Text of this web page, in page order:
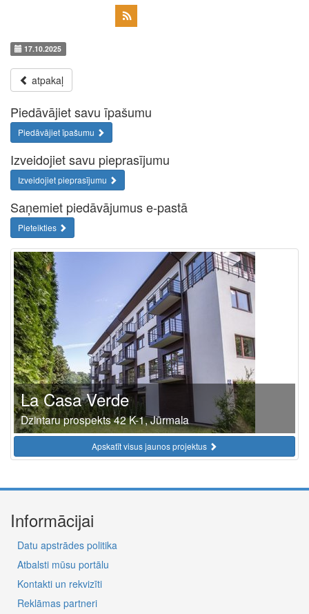
17.10.2025
atpakaļ
Piedāvājiet savu īpašumu
Piedāvājiet īpašumu
Izveidojiet savu pieprasījumu
Izveidojiet pieprasījumu
Saņemiet piedāvājumus e-pastā
Pieteikties
La Casa Verde
Dzintaru prospekts 42 K-1, Jūrmala
Apskatīt visus jaunos projektus
Informācijai
Datu apstrādes politika
Atbalsti mūsu portālu
Kontakti un rekvizīti
Reklāmas partneri